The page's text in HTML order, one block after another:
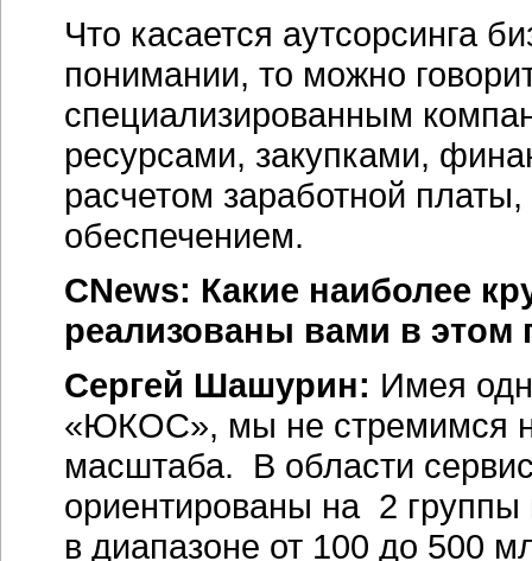
Что касается аутсорсинга
понимании, то можно
специализированным
ресурсами, закупками,
расчетом заработной
обеспечением.
CNews: Какие наиболее
реализованы вами в этом
Сергей Шашурин: Имея
«ЮКОС», мы не стремимся
масштаба. В области
ориентированы на 2 группы
в диапазоне от 100 до 500